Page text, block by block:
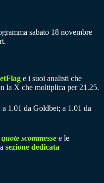
sabato 18 novembre
e i suoi analisti che
la X che moltiplica per 21.25.
1.01 da Goldbet; a 1.01 da
quote scommesse e le
sezione dedicata